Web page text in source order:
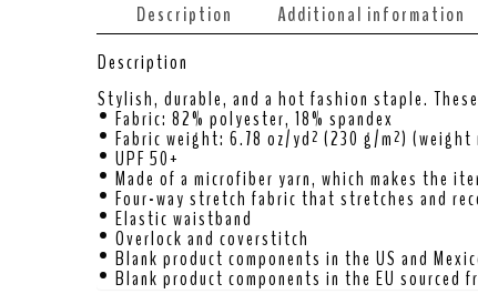
Description Additional information
Description
Stylish, durable, and a hot fashion staple.
• Fabric: 82% polyester, 18% spandex
• Fabric weight: 6.78 oz/yd² (230 g/m²) (weight
• UPF 50+
• Made of a microfiber yarn, which makes the
• Four-way stretch fabric that stretches and
• Elastic waistband
• Overlock and coverstitch
• Blank product components in the US and
• Blank product components in the EU sourced